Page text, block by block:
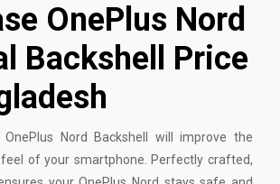
OnePlus Nord
Backshell Price
OnePlus Nord Backshell will improve the
of your smartphone. Perfectly crafted,